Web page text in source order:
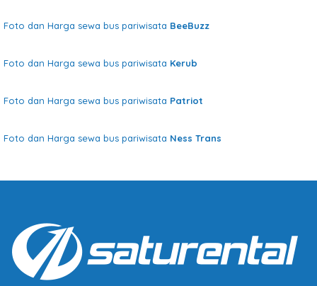
Foto dan Harga sewa bus pariwisata BeeBuzz
Foto dan Harga sewa bus pariwisata Kerub
Foto dan Harga sewa bus pariwisata Patriot
Foto dan Harga sewa bus pariwisata Ness Trans